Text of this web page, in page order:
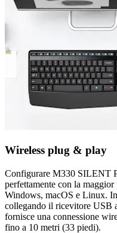
Wireless plug & play
Configurare M330 SILENT
perfettamente con la
Windows, macOS e Linux.
collegando il ricevitore USB
fornisce una connessione
fino a 10 metri (33 piedi).